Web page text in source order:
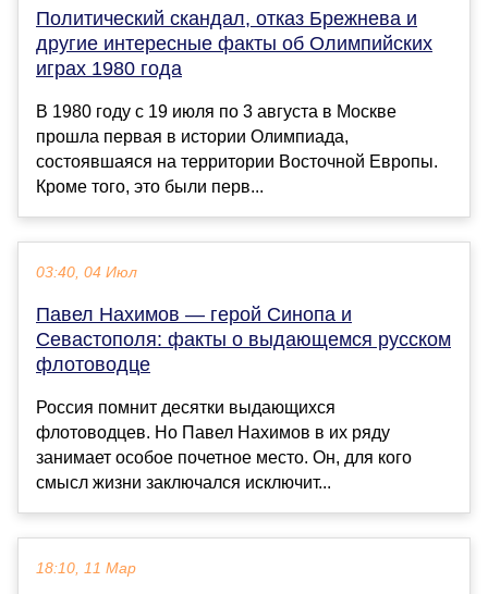
Политический скандал, отказ Брежнева и
другие интересные факты об Олимпийских
играх 1980 года
В 1980 году с 19 июля по 3 августа в Москве
прошла первая в истории Олимпиада,
состоявшаяся на территории Восточной Европы.
Кроме того, это были перв...
03:40, 04 Июл
Павел Нахимов — герой Синопа и
Севастополя: факты о выдающемся русском
флотоводце
Россия помнит десятки выдающихся
флотоводцев. Но Павел Нахимов в их ряду
занимает особое почетное место. Он, для кого
смысл жизни заключался исключит...
18:10, 11 Мар